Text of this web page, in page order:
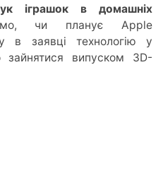
іграшок в домашніх
чи планує Apple
в заявці технологію у
зайнятися випуском 3D-